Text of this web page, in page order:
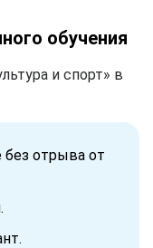
обучения
и спорт» в
без отрыва от